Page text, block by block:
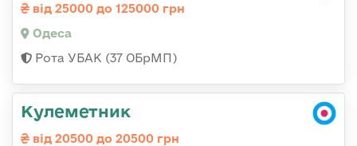
від 25000 до 125000 грн
Одеса
Рота УБАК (37 ОБрМП)
Кулеметник
від 20500 до 20500 грн